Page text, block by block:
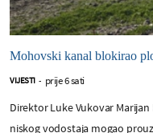
Mohovski kanal blokirao
VIJESTI - prije 6 sati
Direktor Luke Vukovar
niskog vodostaja mogao